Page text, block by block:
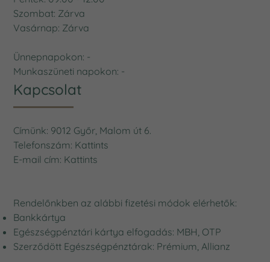
Kedd: 11:00 - 19:00
Szerda: 09:00 - 14:00
Csütörtök: 11:00 - 19:00
Péntek: 09:00 - 12:00
Szombat: Zárva
Vasárnap: Zárva
Ünnepnapokon: -
Kapcsolat
Telefonszám:
Kattints
E-mail cím:
Rendelőnkben az alábbi fizetési módok elérhetők: